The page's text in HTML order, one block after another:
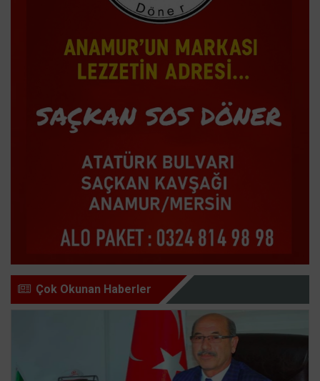
Çok Okunan Haberler